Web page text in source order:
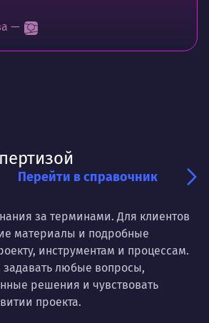
—
Перейти в справочник
за терминами. Для клиентов
материалы и подробные
инструментам и процессам.
задавать любые вопросы,
решения и чувствовать
проекта.